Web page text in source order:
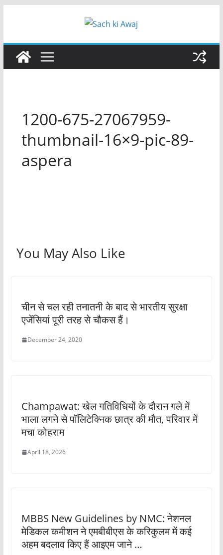
1200-675-27067959-
thumbnail-16×9-pic-89-
aspera
You May Also Like
चीन से चल रही तनातनी के बाद से भारतीय सुरक्षा
एजेंसियां पूरी तरह से चौकस हैं।
December 24, 2020
Champawat: खेल गतिविधियों के दौरान गले में
भाला लगने से पॉलिटेक्निक छात्र की मौत, परिवार में
मचा कोहराम
April 18, 2026
MBBS New Guidelines by NMC: नेशनल
मेडिकल कमीशन ने एमबीबीएस के करिकुलम में कई
अहम बदलाव किए हैं आइएम जाने …